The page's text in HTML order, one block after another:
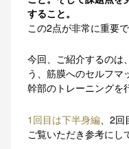
すること。
この2点が非常に重要で
今回、ご紹介するのは
う、筋膜へのセルフマ
幹部のトレーニングを
1回目は下半身編 、2
ご覧いただき参考にし